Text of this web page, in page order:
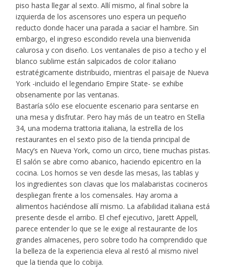
piso hasta llegar al sexto. Allí mismo, al final sobre la
izquierda de los ascensores uno espera un pequeño
reducto donde hacer una parada a saciar el hambre. Sin
embargo, el ingreso escondido revela una bienvenida
calurosa y con diseño. Los ventanales de piso a techo y el
blanco sublime están salpicados de color italiano
estratégicamente distribuido, mientras el paisaje de Nueva
York -incluido el legendario Empire State- se exhibe
obsenamente por las ventanas.
Bastaría sólo ese elocuente escenario para sentarse en
una mesa y disfrutar. Pero hay más de un teatro en Stella
34, una moderna trattoria italiana, la estrella de los
restaurantes en el sexto piso de la tienda principal de
Macy’s en Nueva York, como un circo, tiene muchas pistas.
El salón se abre como abanico, haciendo epicentro en la
cocina. Los hornos se ven desde las mesas, las tablas y
los ingredientes son clavas que los malabaristas cocineros
despliegan frente a los comensales. Hay aroma a
alimentos haciéndose allí mismo. La afabilidad italiana está
presente desde el arribo. El chef ejecutivo, Jarett Appell,
parece entender lo que se le exige al restaurante de los
grandes almacenes, pero sobre todo ha comprendido que
la belleza de la experiencia eleva al restó al mismo nivel
que la tienda que lo cobija.